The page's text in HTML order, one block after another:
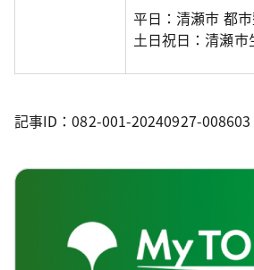
平日：清瀬市 都
土日祝日：清瀬
記事ID：082-001-20240927-008603